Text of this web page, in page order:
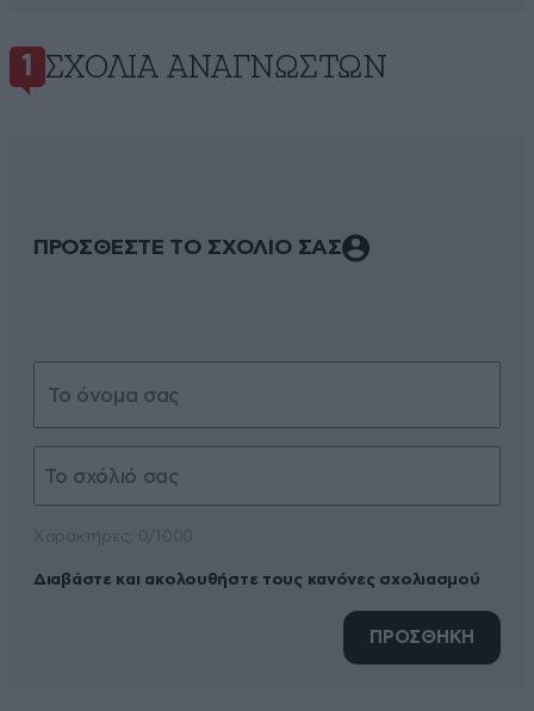
1 ΣΧΌΛΙΑ ΑΝΑΓΝΩΣΤΏΝ
ΠΡΟΣΘΕΣΤΕ ΤΟ ΣΧΟΛΙΟ ΣΑΣ
Διαβάστε και ακολουθήστε τους κανόνες σχολιασμού
ΠΡΟΣΘΗΚΗ